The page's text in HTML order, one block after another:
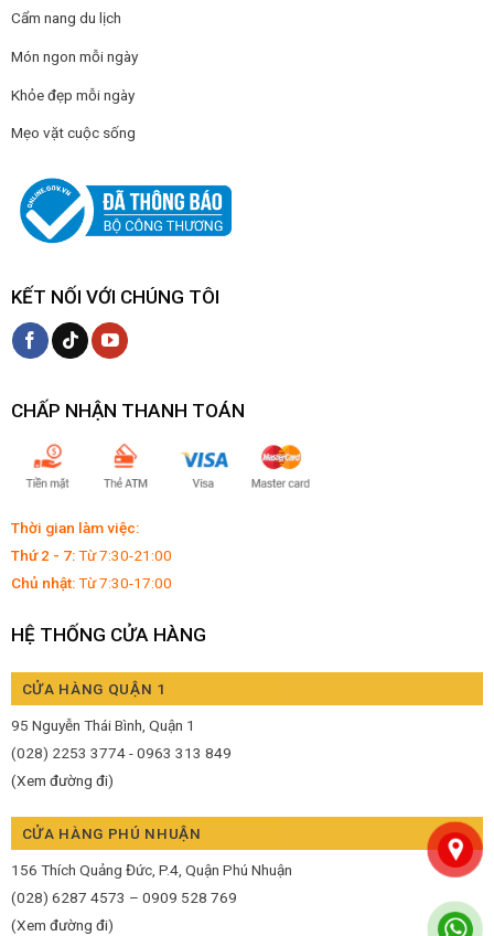
Cẩm nang du lịch
Món ngon mỗi ngày
Khỏe đẹp mỗi ngày
Mẹo vặt cuộc sống
KẾT NỐI VỚI CHÚNG TÔI
CHẤP NHẬN THANH TOÁN
Thời gian làm việc:
Thứ 2 - 7:Từ 7:30-21:00
Chủ nhật:Từ 7:30-17:00
HỆ THỐNG CỬA HÀNG
CỬA HÀNG QUẬN 1
95 Nguyễn Thái Bình, Quận 1
(028) 2253 3774 - 0963 313 849
(Xem đường đi)
CỬA HÀNG PHÚ NHUẬN
156 Thích Quảng Đức, P.4, Quận Phú Nhuận
(028) 6287 4573 – 0909 528 769
(Xem đường đi)